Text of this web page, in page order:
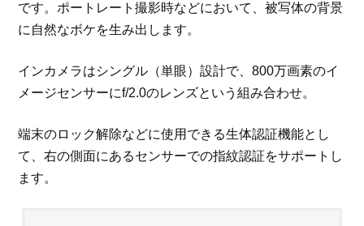
です。ポートレート撮影時などにおいて、被写体の背景
に自然なボケを生み出します。
インカメラはシングル（単眼）設計で、800万画素のイ
メージセンサーにf/2.0のレンズという組み合わせ。
端末のロック解除などに使用できる生体認証機能とし
て、右の側面にあるセンサーでの指紋認証をサポートし
ます。